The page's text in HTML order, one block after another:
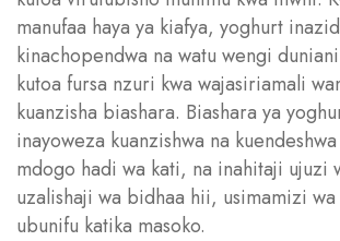
manufaa haya ya kiafya, yoghurt
kinachopendwa na watu wengi
kutoa fursa nzuri kwa wajasiriamali
kuanzisha biashara. Biashara ya
inayoweza kuanzishwa na
mdogo hadi wa kati, na inahitaji ujuzi
uzalishaji wa bidhaa hii, usimamizi
ubunifu katika masoko.